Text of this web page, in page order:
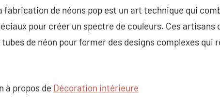
de néons pop est un art technique qui
pour créer un spectre de couleurs. Ces
de néon pour former des designs complexes qui
à propos de Décoration intérieure